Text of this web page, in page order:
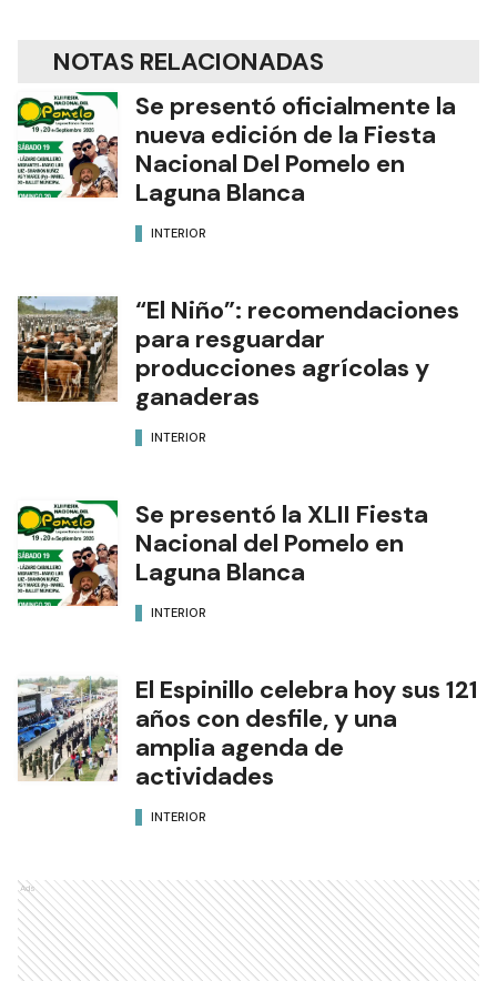
NOTAS RELACIONADAS
Se presentó oficialmente la
nueva edición de la Fiesta
Nacional Del Pomelo en
Laguna Blanca
INTERIOR
“El Niño”: recomendaciones
para resguardar
producciones agrícolas y
ganaderas
INTERIOR
Se presentó la XLII Fiesta
Nacional del Pomelo en
Laguna Blanca
INTERIOR
El Espinillo celebra hoy sus 121
años con desfile, y una
amplia agenda de
actividades
INTERIOR
Ads